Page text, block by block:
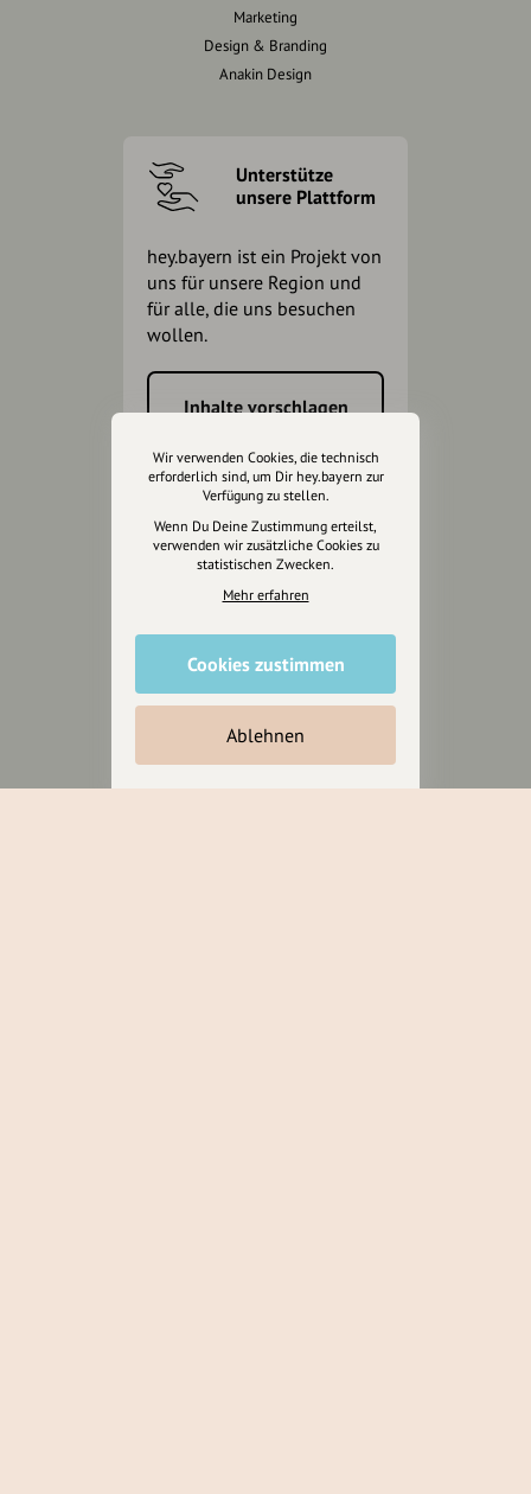
Marketing
Design & Branding
Anakin Design
Unterstütze
unsere Plattform
hey.bayern ist ein Projekt von
uns für unsere Region und
für alle, die uns besuchen
wollen.
Inhalte vorschlagen
Jetzt unterstützen
Wir können leider keine
Spendenquittung ausstellen.
Wir verwenden Cookies, die technisch
erforderlich sind, um Dir hey.bayern zur
Verfügung zu stellen.
Wenn Du Deine Zustimmung erteilst,
verwenden wir zusätzliche Cookies zu
statistischen Zwecken.
Mehr erfahren
Cookies zustimmen
Ablehnen